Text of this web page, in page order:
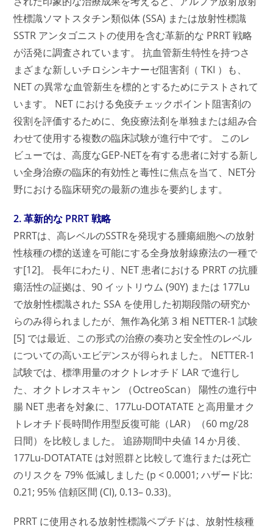
性標識ソマトスタチン類似体 (SSA) または放射性標識
SSTR アンタゴニストの使用を含む革新的な PRRT 戦略
が活発に調査されています。 抗血管新生特性を持つさ
まざまな新しいチロシンキナーゼ阻害剤（ TKI ）も、
NET の異常な血管新生を標的とするためにテストされて
います。 NET における免疫チェックポイント阻害剤の
役割を評価するために、免疫療法剤を単独または組み合
わせて使用する複数の臨床試験が進行中です。 このレ
ビューでは、高度なGEP-NETを有する患者に対する新し
い全身治療の臨床的有効性と毒性に焦点を当て、NET分
野における臨床研究の最新の進歩を要約します。
2. 革新的な PRRT 戦略
PRRTは、高レベルのSSTRを発現する腫瘍細胞への放射
性核種の標的送達を可能にする全身放射線療法の一種で
す[12]。 長年にわたり、NET 患者における PRRT の抗腫
瘍活性の証拠は、90 イットリウム (90Y) または 177Lu
で放射性標識された SSA を使用した初期段階の研究か
らのみ得られましたが、無作為化第 3 相 NETTER-1 試験
[5] では最近、この形式の治療の奏功と安全性のレベル
についての高いエビデンスが得られました。 NETTER-1
試験では、標準用量のオクトレオチド LAR で進行し
た、オクトレオスキャン （OctreoScan） 陽性の進行中
腸 NET 患者を対象に、177Lu-DOTATATE と高用量オク
トレオチド長時間作用型反復可能（LAR）（60 mg/28
日間）を比較しました。 追跡期間中央値 14 か月後、
177Lu-DOTATATE は対照群と比較して進行または死亡
のリスクを 79% 低減しました (p < 0.0001; ハザード比:
0.21; 95% 信頼区間 (CI), 0.13– 0.33)。
PRRT に使用される放射性標識ペプチドは、放射性核種